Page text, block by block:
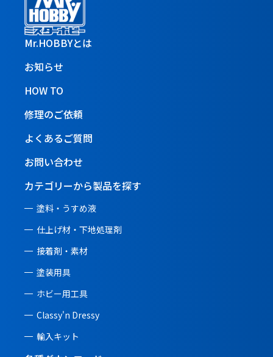
Mr.HOBBYとは
お知らせ
HOW TO
修理のご依頼
よくあるご質問
お問い合わせ
カテゴリーから製品を探す
塗料・うすめ液
仕上げ材・下地処理剤
接着剤・素材
塗装用具
ホビー用工具
Classy'n Dressy
輸入キット